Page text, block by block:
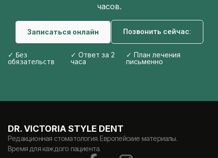
часов.
Записаться онлайн Позвонить сейчас:
✓ Без
обязательств
✓ Ответ за 2
часа
✓ План лечения
письменно
DR. VICTORIA STYLE DENT
Редакционная стоматология. Европейские материалы.
Время для каждого пациента.